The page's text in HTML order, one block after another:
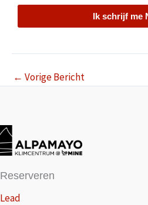
Ik schrijf me
← Vorige Bericht
Reserveren
Lead